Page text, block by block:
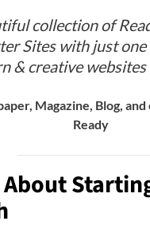
collection of
Sites with just one
& creative
Magazine, Blog,
Ready